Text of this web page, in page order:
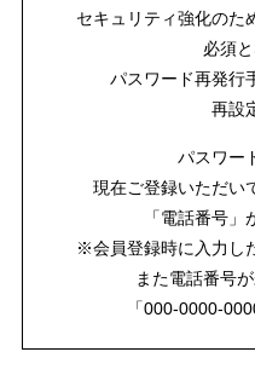
セキュリティ強化のた
必須と
パスワード再発行
再設
パスワー
現在ご登録いただい
「電話番号」
※会員登録時に入力し
また電話番号
「000-0000-